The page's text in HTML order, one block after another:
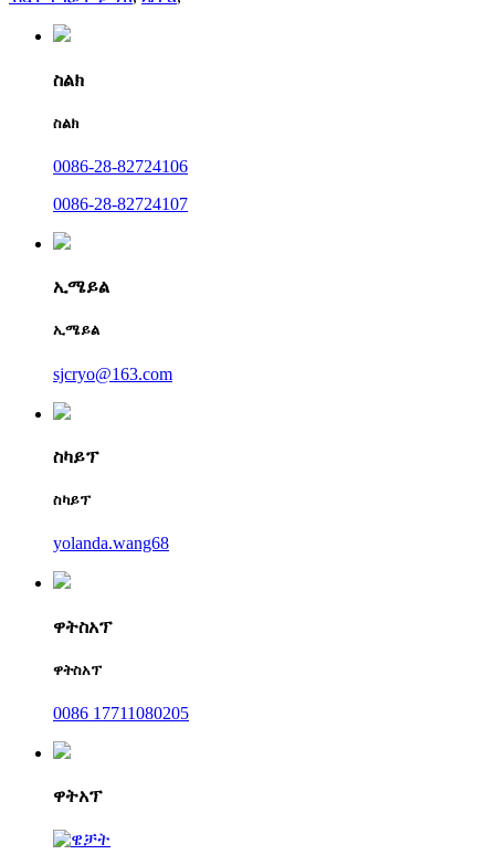
ስልክ
ስልክ
0086-28-82724106
0086-28-82724107
ኢሜይል
ኢሜይል
sjcryo@163.com
ስካይፕ
ስካይፕ
yolanda.wang68
ዋትስአፕ
ዋትስአፕ
0086 17711080205
ዋትአፕ